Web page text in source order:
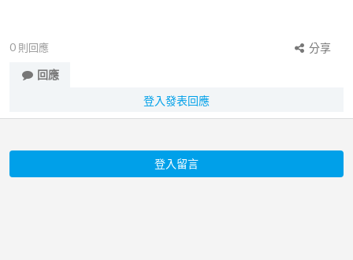
0 則回應
分享
回應
登入發表回應
登入留言